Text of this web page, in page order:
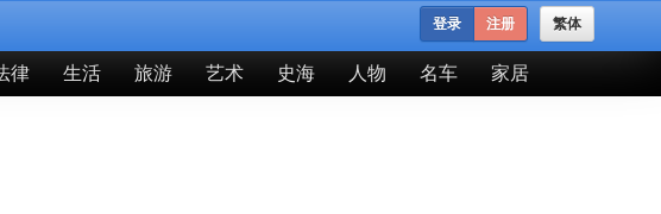
繁体
登录 注册
律 生活 旅游 艺术 史海 人物 名车 家居